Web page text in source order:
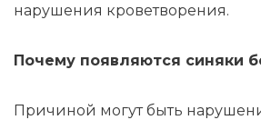
нарушения кроветворения.
Почему появляются синяки
Причиной могут быть